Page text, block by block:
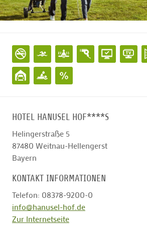
GOLFHOTELS
HOTEL HANUSEL HOF****S
Helingerstraße 5
87480 Weitnau-Hellengerst
Bayern
KONTAKT INFORMATIONEN
Telefon: 08378-9200-0
info@hanusel-hof.de
Zur Internetseite